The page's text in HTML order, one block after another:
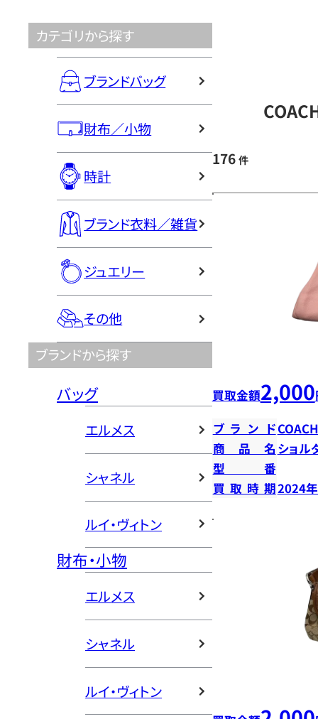
カテゴリから探す
ブランドバッグ
財布／小物
時計
ブランド衣料／雑貨
ジュエリー
その他
ブランドから探す
バッグ
エルメス
シャネル
ルイ・ヴィトン
財布・小物
エルメス
シャネル
ルイ・ヴィトン
176 件
買取金額2,000
ブランドCOACH
商品名 ショル
型番
買取時期2024